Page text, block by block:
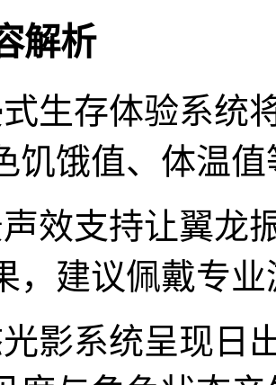
解析
生存体验系统
饥饿值、体温
效支持让翼龙
，建议佩戴专
影系统呈现日